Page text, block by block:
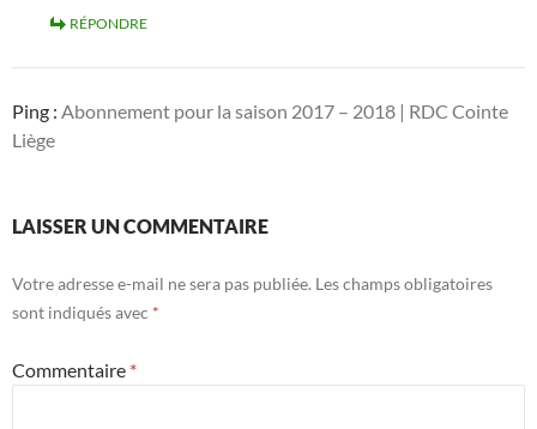
RÉPONDRE
Ping : Abonnement pour la saison 2017 – 2018 | RDC Cointe
Liège
LAISSER UN COMMENTAIRE
Votre adresse e-mail ne sera pas publiée. Les champs obligatoires
sont indiqués avec *
Commentaire *